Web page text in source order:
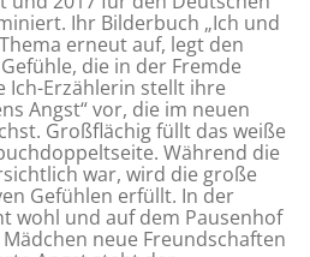
Ihr Bilderbuch „Ich und
erneut auf, legt den
die in der Fremde
Ich-Erzählerin stellt ihre
Angst“ vor, die im neuen
Großflächig füllt das weiße
Während die
war, wird die große
Gefühlen erfüllt. In der
wohl und auf dem Pausenhof
neue Freundschaften